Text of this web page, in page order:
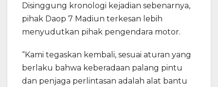
Disinggung kronologi kejadian sebenarnya,
pihak Daop 7 Madiun terkesan lebih
menyudutkan pihak pengendara motor.
“Kami tegaskan kembali, sesuai aturan yang
berlaku bahwa keberadaan palang pintu
dan penjaga perlintasan adalah alat bantu